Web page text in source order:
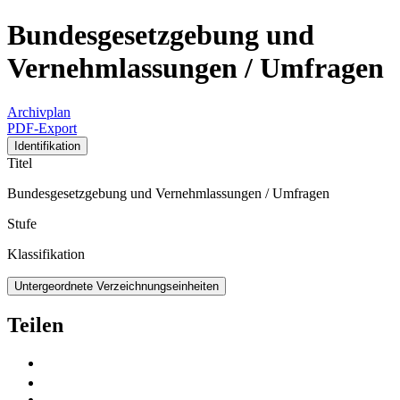
Bundesgesetzgebung und
Vernehmlassungen / Umfragen
Archivplan
PDF-Export
Identifikation
Titel
Bundesgesetzgebung und Vernehmlassungen / Umfragen
Stufe
Klassifikation
Untergeordnete Verzeichnungseinheiten
Teilen